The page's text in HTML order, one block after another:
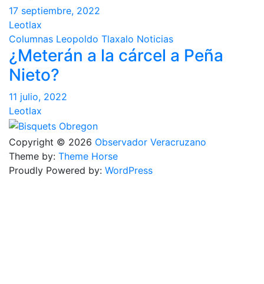
17 septiembre, 2022
Leotlax
Columnas Leopoldo Tlaxalo Noticias
¿Meterán a la cárcel a Peña
Nieto?
11 julio, 2022
Leotlax
Copyright © 2026 Observador Veracruzano
Theme by: Theme Horse
Proudly Powered by: WordPress